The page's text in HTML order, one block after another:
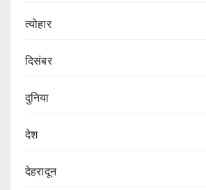
त्योहार
दिसंबर
दुनिया
देश
देहरादून